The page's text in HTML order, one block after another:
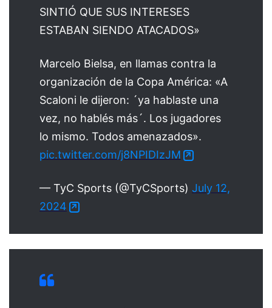
SINTIÓ QUE SUS INTERESES
ESTABAN SIENDO ATACADOS»
Marcelo Bielsa, en llamas contra la
organización de la Copa América: «A
Scaloni le dijeron: ´ya hablaste una
vez, no hablés más´. Los jugadores
lo mismo. Todos amenazados».
pic.twitter.com/j8NPIDIzJM
— TyC Sports (@TyCSports) July 12,
2024